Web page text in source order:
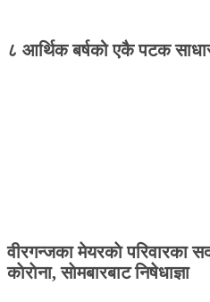
८ आर्थिक बर्षको एकै पटक
वीरगन्जका मेयरकाे परिवारका
काेराेना, साेमबारबाट निषेधाज्ञा